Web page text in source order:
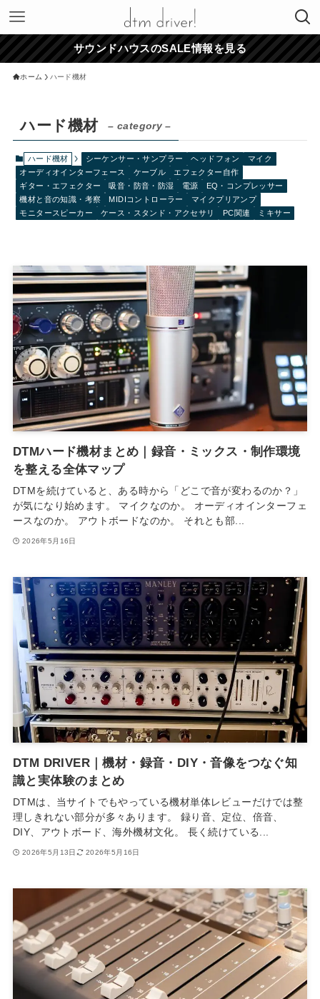
サウンドハウスのSALE情報を見る
ホーム ハード機材
ハード機材 – category –
ハード機材 シーケンサー・サンプラー ヘッドフォン
マイク
オーディオインターフェース
ケーブル
エフェクター自作
ギター・エフェクター
吸音・防音・防湿 電源
EQ・コンプレッサー
機材と音の知識・考察
MIDIコントローラー
マイクプリアンプ
モニタースピーカー
ケース・スタンド・アクセサリ PC関連 ミキサー
DTMハード機材まとめ｜録音・ミックス・制作環境
を整える全体マップ
DTMを続けていると、ある時から「どこで音が変わるのか？」
が気になり始めます。 マイクなのか。 オーディオインターフェ
ースなのか。 アウトボードなのか。 それとも部...
2026年5月16日
DTM DRIVER｜機材・録音・DIY・音像をつなぐ知
識と実体験のまとめ
DTMは、当サイトでもやっている機材単体レビューだけでは整
理しきれない部分が多々あります。 録り音、定位、倍音、
DIY、アウトボード、海外機材文化。 長く続けている...
2026年5月13日 2026年5月16日